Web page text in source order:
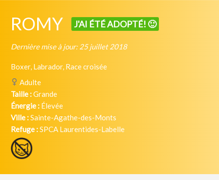
ROMY J'AI ÉTÉ ADOPTÉ! 🙂
Dernière mise à jour: 25 juillet 2018
Boxer, Labrador, Race croisée
Adulte
Taille :Grande
Énergie : Élevée
Ville :Sainte-Agathe-des-Monts
Refuge :SPCA Laurentides-Labelle